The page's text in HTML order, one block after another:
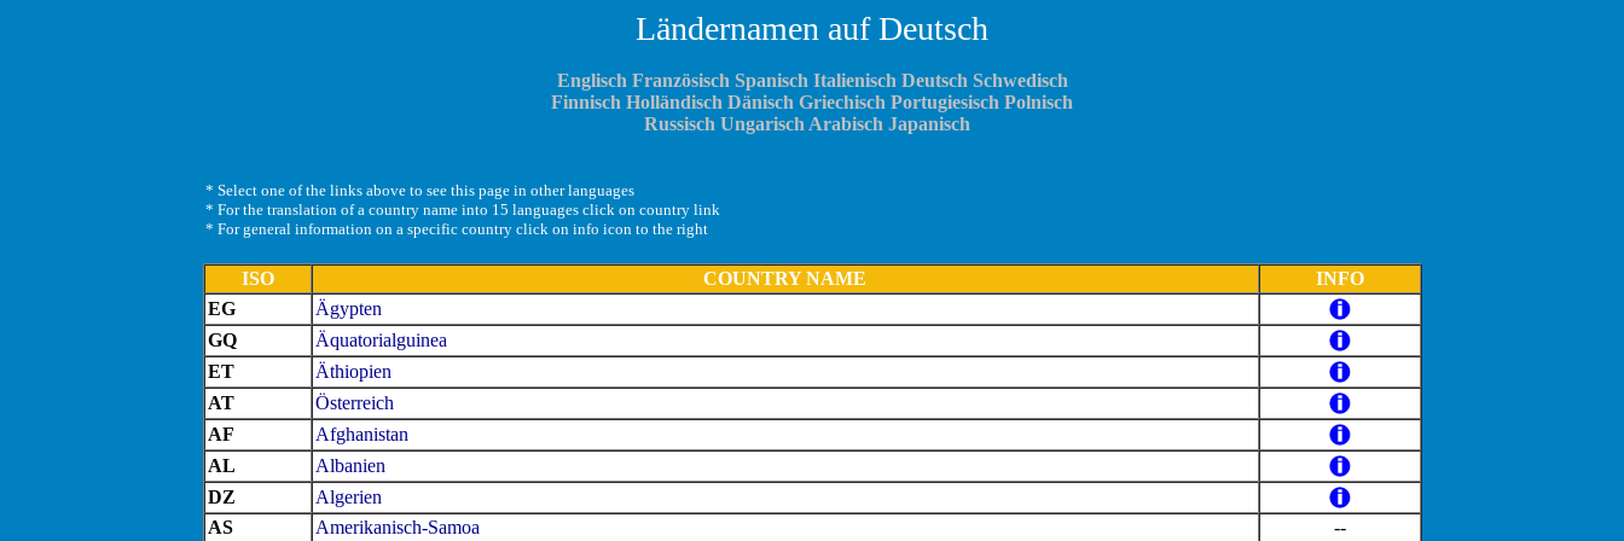
Ländernamen auf Deutsch
Englisch Französisch Spanisch Italienisch Deutsch Schwedisch
Finnisch Holländisch Dänisch Griechisch Portugiesisch Polnisch
Russisch Ungarisch Arabisch Japanisch
* Select one of the links above to see this page in other languages
* For the translation of a country name into 15 languages click on country link
* For general information on a specific country click on info icon to the right
ISO COUNTRY NAME
INFO
EG
Ägypten
GQ
Äquatorialguinea
ET
Äthiopien
AT
Österreich
AF
Afghanistan
AL
Albanien
DZ
Algerien
AS
Amerikanisch-Samoa --